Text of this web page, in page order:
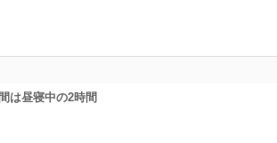
は昼寝中の2時間